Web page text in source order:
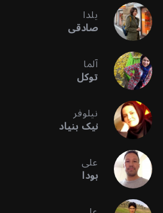
یلدا
صادقی
آلما
توکل
نیلوفر
نیک بنیاد
علی
بودا